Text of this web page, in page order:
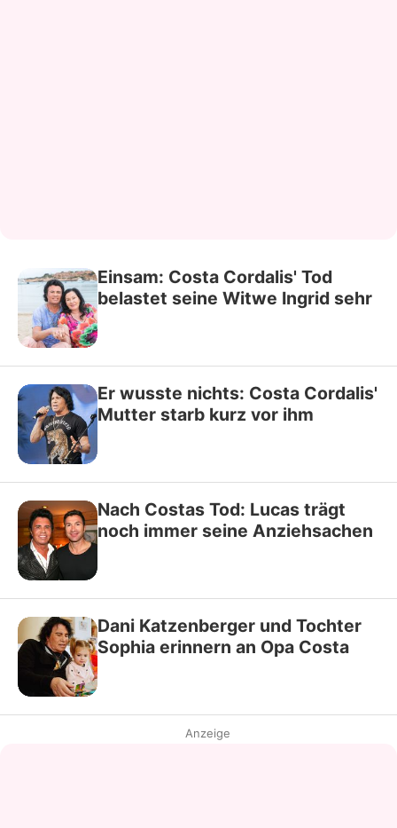
Einsam: Costa Cordalis' Tod
belastet seine Witwe Ingrid sehr
Er wusste nichts: Costa Cordalis'
Mutter starb kurz vor ihm
Nach Costas Tod: Lucas trägt
noch immer seine Anziehsachen
Dani Katzenberger und Tochter
Sophia erinnern an Opa Costa
Anzeige